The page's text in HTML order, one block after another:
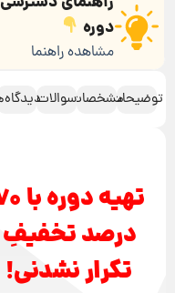
دوره
مشاهده راهنما
توضیحاتمشخصاتسوالات
تهیه
درصد تخفیفِ
تکرار نشدنی!